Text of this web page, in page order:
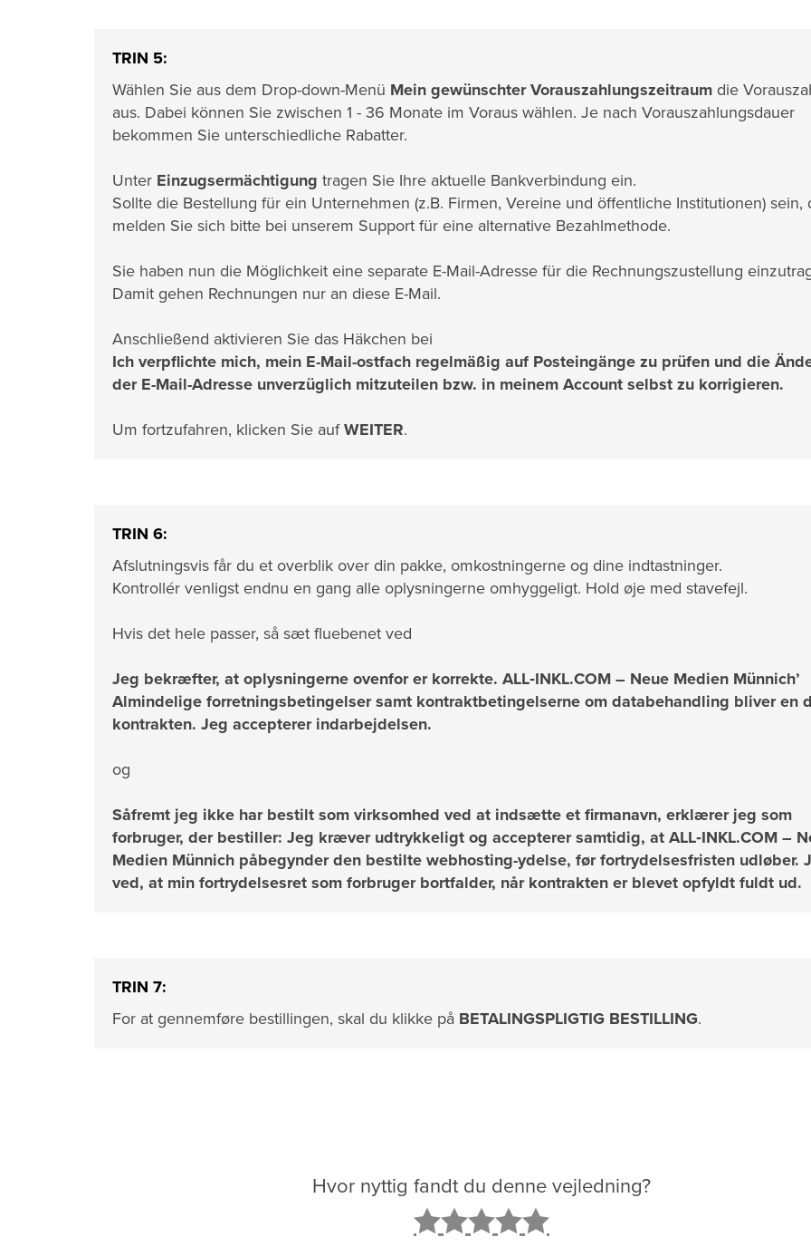
TRIN 5:
Wählen Sie aus dem Drop-down-Menü Mein gewünschter Vorauszahlungszeitraum die
aus. Dabei können Sie zwischen 1 - 36 Monate im Voraus wählen. Je nach Vorauszahlungsdauer
bekommen Sie unterschiedliche Rabatter.
Unter Einzugsermächtigung tragen Sie Ihre aktuelle Bankverbindung ein.
Sollte die Bestellung für ein Unternehmen (z.B. Firmen, Vereine und öffentliche Institutionen) sein,
melden Sie sich bitte bei unserem Support für eine alternative Bezahlmethode.
Sie haben nun die Möglichkeit eine separate E-Mail-Adresse für die Rechnungszustellung
Damit gehen Rechnungen nur an diese E-Mail.
Anschließend aktivieren Sie das Häkchen bei
Ich verpflichte mich, mein E-Mail-ostfach regelmäßig auf Posteingänge zu prüfen und die
der E-Mail-Adresse unverzüglich mitzuteilen bzw. in meinem Account selbst zu korrigieren.
Um fortzufahren, klicken Sie aufWEITER.
TRIN 6:
Afslutningsvis får du et overblik over din pakke, omkostningerne og dine indtastninger.
Kontrollér venligst endnu en gang alle oplysningerne omhyggeligt. Hold øje med stavefejl.
Hvis det hele passer, så sæt fluebenet ved
Jeg bekræfter, at oplysningerne ovenfor er korrekte. ALL‑INKL.COM – Neue Medien Münnich’
Almindelige forretningsbetingelser samt kontraktbetingelserne om databehandling bliver en
kontrakten. Jeg accepterer indarbejdelsen.
og
Såfremt jeg ikke har bestilt som virksomhed ved at indsætte et firmanavn, erklærer jeg som
forbruger, der bestiller: Jeg kræver udtrykkeligt og accepterer samtidig, at ALL‑INKL.COM –
Medien Münnich påbegynder den bestilte webhosting-ydelse, før fortrydelsesfristen udløber.
ved, at min fortrydelsesret som forbruger bortfalder, når kontrakten er blevet opfyldt fuldt ud.
TRIN 7:
For at gennemføre bestillingen, skal du klikke på BETALINGSPLIGTIG BESTILLING.
Hvor nyttig fandt du denne vejledning?